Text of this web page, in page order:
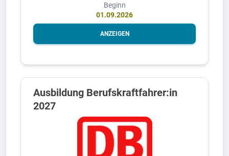
Beginn
01.09.2026
ANZEIGEN
Ausbildung Berufskraftfahrer:in
2027